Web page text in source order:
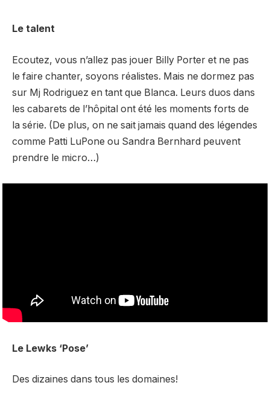
Le talent
Ecoutez, vous n’allez pas jouer Billy Porter et ne pas
le faire chanter, soyons réalistes. Mais ne dormez pas
sur Mj Rodriguez en tant que Blanca. Leurs duos dans
les cabarets de l’hôpital ont été les moments forts de
la série. (De plus, on ne sait jamais quand des légendes
comme Patti LuPone ou Sandra Bernhard peuvent
prendre le micro…)
Le Lewks ‘Pose’
Des dizaines dans tous les domaines!